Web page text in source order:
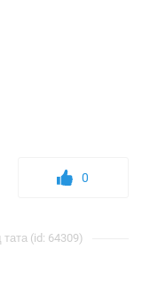
0
(id: 64309)